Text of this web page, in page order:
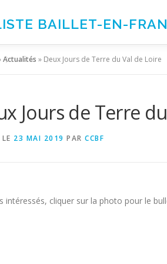
BAILLET-EN-
Actualités » Deux Jours de Terre du Val de Loire
Jours de Terre
23 MAI 2019 PAR CCBF
intéressés, cliquer sur la photo pour le